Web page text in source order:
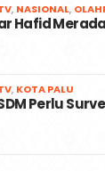
, NASIONAL,
Hafid
, KOTA PALU
Perlu